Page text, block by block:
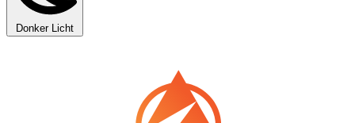
Donker Licht